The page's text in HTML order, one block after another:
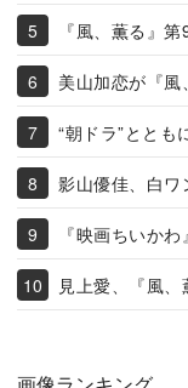
『風、薫る』
美山加恋が『風
“朝ドラ”ととも
影山優佳、白
『映画ちいか
見上愛、『風